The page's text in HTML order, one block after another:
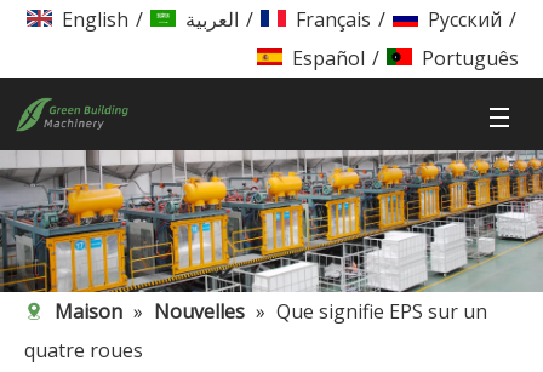
English / العربية / Français / Pусский /
Español / Português
Maison » Nouvelles » Que signifie EPS sur un
quatre roues